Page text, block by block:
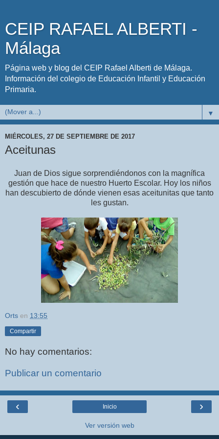
CEIP RAFAEL ALBERTI -
Málaga
Página web y blog del CEIP Rafael Alberti de Málaga.
Información del colegio de Educación Infantil y Educación
Primaria.
▼
MIÉRCOLES, 27 DE SEPTIEMBRE DE 2017
Aceitunas
Juan de Dios sigue sorprendiéndonos con la magnífica
gestión que hace de nuestro Huerto Escolar. Hoy los niños
han descubierto de dónde vienen esas aceitunitas que tanto
les gustan.
Orts en 13:55
Compartir
No hay comentarios:
Publicar un comentario
‹ ›
Inicio
Ver versión web